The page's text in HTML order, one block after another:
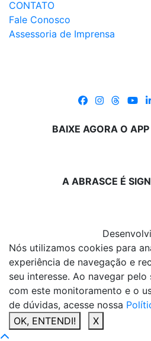
CONTATO
Fale Conosco
Assessoria de Imprensa
BAIXE AGORA O
A ABRASCE É
Nós utilizamos cookies para
experiência de navegação e
seu interesse. Ao navegar
com este monitoramento e o
de dúvidas, acesse nossa
OK, ENTENDI!
X